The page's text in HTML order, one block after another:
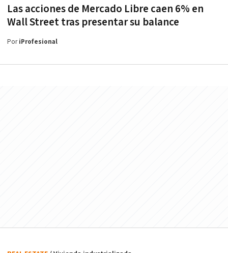
Las acciones de Mercado Libre caen 6% en
Wall Street tras presentar su balance
PoriProfesional